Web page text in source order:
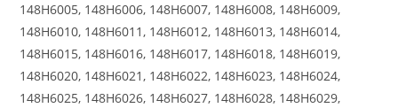
148H6005, 148H6006, 148H6007, 148H6008, 148H6009,
148H6010, 148H6011, 148H6012, 148H6013, 148H6014,
148H6015, 148H6016, 148H6017, 148H6018, 148H6019,
148H6020, 148H6021, 148H6022, 148H6023, 148H6024,
148H6025, 148H6026, 148H6027, 148H6028, 148H6029,